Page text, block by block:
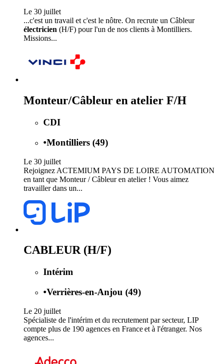
Le 30 juillet
...c'est un travail et c'est le nôtre. On recrute un Câbleur
électricien (H/F) pour l'un de nos clients à Montilliers.
Missions...
Monteur/Câbleur en atelier F/H
CDI
•Montilliers (49)
Le 30 juillet
Rejoignez ACTEMIUM PAYS DE LOIRE AUTOMATION
en tant que Monteur / Câbleur en atelier ! Vous aimez
travailler dans un...
CABLEUR (H/F)
Intérim
•Verrières-en-Anjou (49)
Le 20 juillet
Spécialiste de l'intérim et du recrutement par secteur, LIP
compte plus de 190 agences en France et à l'étranger. Nos
agences...